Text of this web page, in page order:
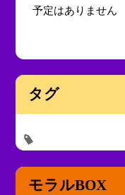
予定はありません
タグ
モラルBOX